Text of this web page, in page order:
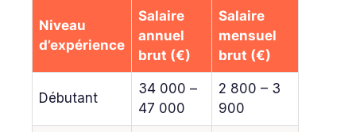
Niveau
d’expérience
Salaire
annuel
brut (€)
Salaire
mensuel
brut (€)
Débutant
34 000 –
47 000
2 800 – 3
900